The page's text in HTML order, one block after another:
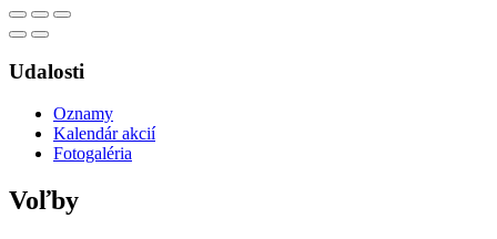
Udalosti
Oznamy
Kalendár akcií
Fotogaléria
Voľby